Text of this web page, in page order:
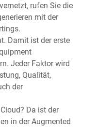
rufen Sie die
mit der
Damit ist der erste
Jeder Faktor wird
Qualität,
der
Da ist der
in der Augmented